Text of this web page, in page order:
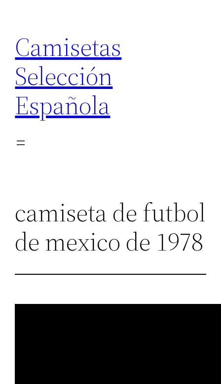
contenido
Camisetas
Selección
Española
camiseta de futbol
de mexico de 1978